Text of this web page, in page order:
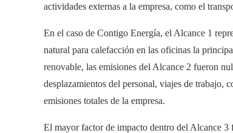
actividades externas a la empresa, como el
En el caso de Contigo Energía, el Alcance 1
natural para calefacción en las oficinas la
renovable, las emisiones del Alcance 2 fueron
desplazamientos del personal, viajes de trabajo,
emisiones totales de la empresa.
El mayor factor de impacto dentro del Alcance 3